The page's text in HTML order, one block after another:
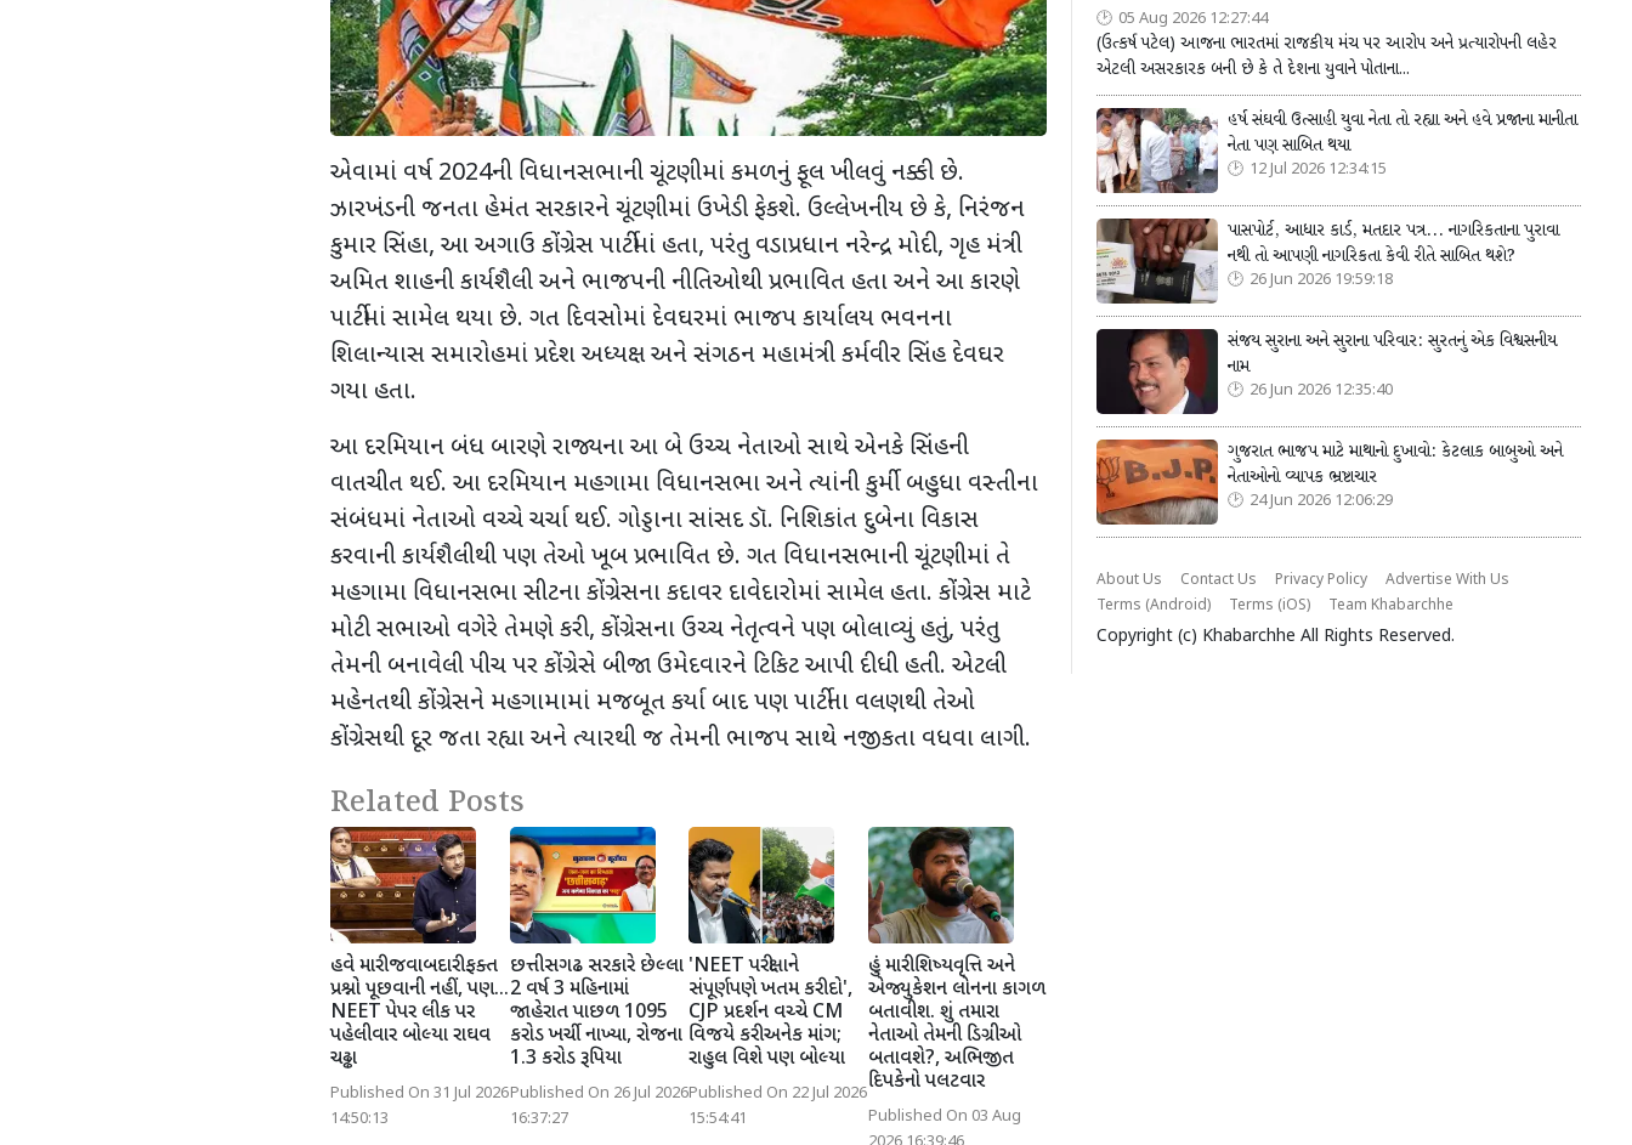
એવામાં વર્ષ 2024ની વિધાનસભાની ચૂંટણીમાં કમળનું ફૂલ ખીલવું નક્કી છે.
ઝારખંડની જનતા હેમંત સરકારને ચૂંટણીમાં ઉખેડી ફેકશે. ઉલ્લેખનીય છે કે, નિરંજન
કુમાર સિંહા, આ અગાઉ કોંગ્રેસ પાર્ટીમાં હતા, પરંતુ વડાપ્રધાન નરેન્દ્ર મોદી, ગૃહ મંત્રી
અમિત શાહની કાર્યશૈલી અને ભાજપની નીતિઓથી પ્રભાવિત હતા અને આ કારણે
પાર્ટીમાં સામેલ થયા છે. ગત દિવસોમાં દેવઘરમાં ભાજપ કાર્યાલય ભવનના
શિલાન્યાસ સમારોહમાં પ્રદેશ અધ્યક્ષ અને સંગઠન મહામંત્રી કર્મવીર સિંહ દેવઘર
ગયા હતા.
આ દરમિયાન બંધ બારણે રાજ્યના આ બે ઉચ્ચ નેતાઓ સાથે એનકે સિંહની
વાતચીત થઈ. આ દરમિયાન મહગામા વિધાનસભા અને ત્યાંની કુર્મી બહુધા વસ્તીના
સંબંધમાં નેતાઓ વચ્ચે ચર્ચા થઈ. ગોડ્ડાના સાંસદ ડૉ. નિશિકાંત દુબેના વિકાસ
કરવાની કાર્યશૈલીથી પણ તેઓ ખૂબ પ્રભાવિત છે. ગત વિધાનસભાની ચૂંટણીમાં તે
મહગામા વિધાનસભા સીટના કોંગ્રેસના કદાવર દાવેદારોમાં સામેલ હતા. કોંગ્રેસ માટે
મોટી સભાઓ વગેરે તેમણે કરી, કોંગ્રેસના ઉચ્ચ નેતૃત્વને પણ બોલાવ્યું હતું, પરંતુ
તેમની બનાવેલી પીચ પર કોંગ્રેસે બીજા ઉમેદવારને ટિકિટ આપી દીધી હતી. એટલી
મહેનતથી કોંગ્રેસને મહગામામાં મજબૂત કર્યા બાદ પણ પાર્ટીના વલણથી તેઓ
કોંગ્રેસથી દૂર જતા રહ્યા અને ત્યારથી જ તેમની ભાજપ સાથે નજીકતા વધવા લાગી.
Related Posts
હવે મારી જવાબદારી ફક્ત
પ્રશ્નો પૂછવાની નહીં, પણ...
NEET પેપર લીક પર
પહેલીવાર બોલ્યા રાઘવ
ચઢ્ઢા
Published On 31 Jul 2026
14:50:13
છત્તીસગઢ સરકારે છેલ્લા
2 વર્ષ 3 મહિનામાં
જાહેરાત પાછળ 1095
કરોડ ખર્ચી નાખ્યા, રોજના
1.3 કરોડ રૂપિયા
Published On 26 Jul 2026
16:37:27
'NEET પરીક્ષાને
સંપૂર્ણપણે ખતમ કરી દો',
CJP પ્રદર્શન વચ્ચે CM
વિજયે કરી અનેક માંગ;
રાહુલ વિશે પણ બોલ્યા
Published On 22 Jul 2026
15:54:41
હું મારી શિષ્યવૃત્તિ અને
એજ્યુકેશન લોનના કાગળ
બતાવીશ. શું તમારા
નેતાઓ તેમની ડિગ્રીઓ
બતાવશે?, અભિજીત
દિપકેનો પલટવાર
Published On 03 Aug
05 Aug 2026 12:27:44
(ઉત્કર્ષ પટેલ) આજના ભારતમાં રાજકીય મંચ પર આરોપ અને પ્રત્યારોપની લહેર
એટલી અસરકારક બની છે કે તે દેશના યુવાને પોતાના...
હર્ષ સંઘવી ઉત્સાહી યુવા નેતા તો રહ્યા અને હવે પ્રજાના માનીતા
નેતા પણ સાબિત થયા
12 Jul 2026 12:34:15
પાસપોર્ટ, આધાર કાર્ડ, મતદાર પત્ર... નાગરિકતાના પુરાવા
નથી તો આપણી નાગરિકતા કેવી રીતે સાબિત થશે?
26 Jun 2026 19:59:18
સંજય સુરાના અને સુરાના પરિવાર: સુરતનું એક વિશ્વસનીય
નામ
26 Jun 2026 12:35:40
ગુજરાત ભાજપ માટે માથાનો દુખાવો: કેટલાક બાબુઓ અને
નેતાઓનો વ્યાપક ભ્રષ્ટાચાર
24 Jun 2026 12:06:29
About Us Contact Us Privacy Policy
Advertise With Us
Terms (Android)
Terms (iOS) Team Khabarchhe
Copyright (c) Khabarchhe All Rights Reserved.